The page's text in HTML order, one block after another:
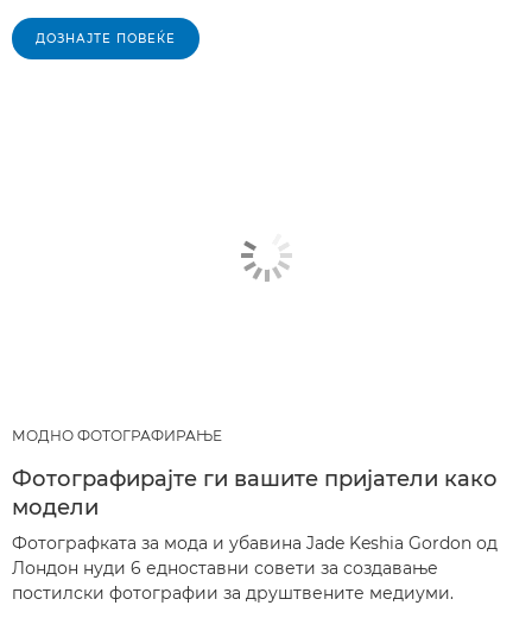
ДОЗНАЈТЕ ПОВЕЌЕ
МОДНО ФОТОГРАФИРАЊЕ
Фотографирајте ги вашите пријатели како
модели
Фотографката за мода и убавина Jade Keshia Gordon од
Лондон нуди 6 едноставни совети за создавање
постилски фотографии за друштвените медиуми.